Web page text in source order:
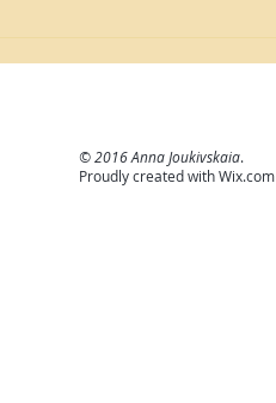
© 2016 Anna Joukivskaia.
Proudly created withWix.com